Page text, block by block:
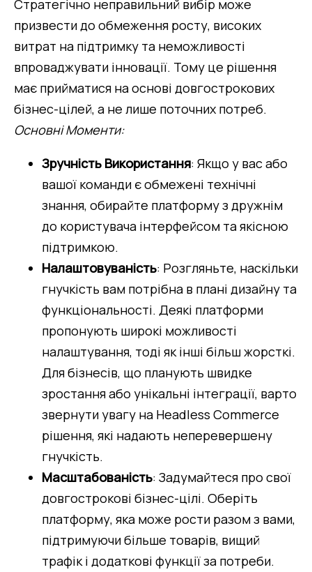
Стратегічно неправильний вибір може
призвести до обмеження росту, високих
витрат на підтримку та неможливості
впроваджувати інновації. Тому це рішення
має прийматися на основі довгострокових
бізнес-цілей, а не лише поточних потреб.
Основні Моменти:
Зручність Використання: Якщо у вас або
вашої команди є обмежені технічні
знання, обирайте платформу з дружнім
до користувача інтерфейсом та якісною
підтримкою.
Налаштовуваність: Розгляньте, наскільки
гнучкість вам потрібна в плані дизайну та
функціональності. Деякі платформи
пропонують широкі можливості
налаштування, тоді як інші більш жорсткі.
Для бізнесів, що планують швидке
зростання або унікальні інтеграції, варто
звернути увагу на Headless Commerce
рішення, які надають неперевершену
гнучкість.
Масштабованість: Задумайтеся про свої
довгострокові бізнес-цілі. Оберіть
платформу, яка може рости разом з вами,
підтримуючи більше товарів, вищий
трафік і додаткові функції за потреби.